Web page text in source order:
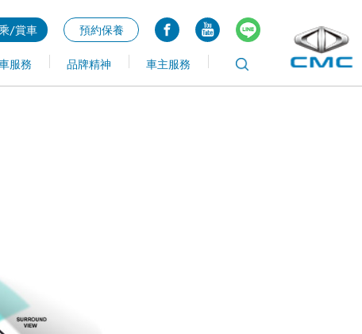
預約保養
/賞車
車主服務
品牌精神
服務